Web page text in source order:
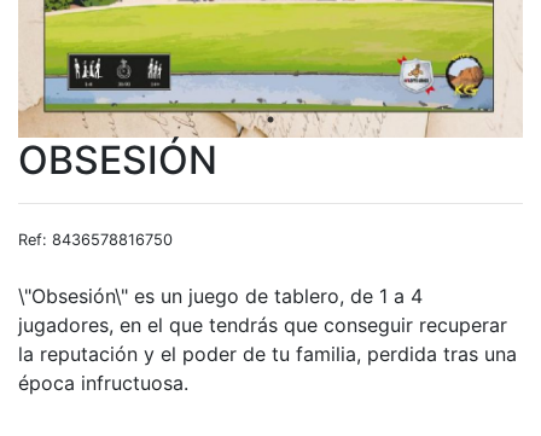
OBSESIÓN
Ref: 8436578816750
\"Obsesión\" es un juego de tablero, de 1 a 4
jugadores, en el que tendrás que conseguir recuperar
la reputación y el poder de tu familia, perdida tras una
época infructuosa.